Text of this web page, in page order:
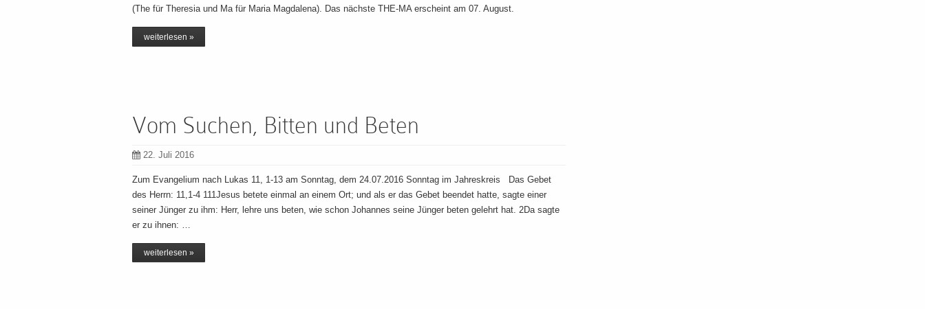
(The für Theresia und Ma für Maria Magdalena). Das nächste THE-MA erscheint am 07. August.
weiterlesen »
Vom Suchen, Bitten und Beten
22. Juli 2016
Zum Evangelium nach Lukas 11, 1-13 am Sonntag, dem 24.07.2016 Sonntag im Jahreskreis Das Gebet
des Herrn: 11,1-4 111Jesus betete einmal an einem Ort; und als er das Gebet beendet hatte, sagte einer
seiner Jünger zu ihm: Herr, lehre uns beten, wie schon Johannes seine Jünger beten gelehrt hat. 2Da sagte
er zu ihnen: …
weiterlesen »